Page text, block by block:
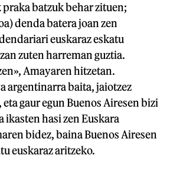
batzuk behar zituen;
denda batera joan zen
euskaraz eskatu
zuten harreman guztia.
Amayaren hitzetan.
argentinarra baita, jaiotzez
gaur egun Buenos Airesen bizi
ikasten hasi zen Euskara
bidez, baina Buenos Airesen
euskaraz aritzeko.